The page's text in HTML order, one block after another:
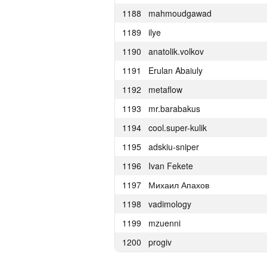
1188
mahmoudgawad
1189
ilye
1190
anatolik.volkov
1191
Erulan Abaiuly
1192
metaflow
1193
mr.barabakus
1194 cool.super-kulik
1195 adskiu-sniper
1196
Ivan Fekete
1197
Михаил Апахов
1198
vadimology
1199
mzuenni
1200
progiv
1165
Fadi-Younes
1166
neeleshsinha
1167
kazi-nayeem
1168
zakharov921.anton
1169
shalnov.eugen
1170
peter.alexeev
1171 pastafarianist
1172 mrtekioi
1173
deniskond
1174
Роман Оськин
1175
Alex.PKZDL
1176
okaduki a
1177
dmikarpoff